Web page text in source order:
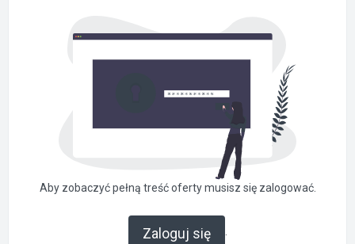
Aby zobaczyć pełną treść oferty musisz się zalogować.
Zaloguj się .